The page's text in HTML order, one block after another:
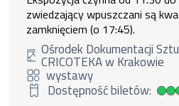
zwiedzający wpuszczani są
zamknięciem (o 17:45).
Ośrodek Dokumentacji
CRICOTEKA w Krakowie
wystawy
Dostępność biletów:
Duża dostępność biletów